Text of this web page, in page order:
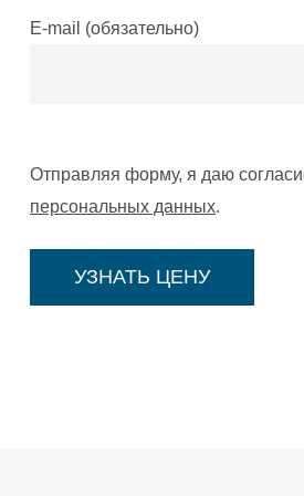
E-mail (обязательно)
Отправляя форму, я даю
персональных данных.